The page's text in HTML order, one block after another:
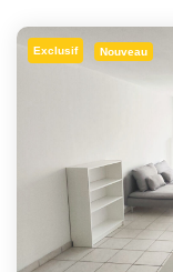
Exclusif Nouveau